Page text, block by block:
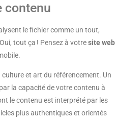
contenu
le fichier comme un tout,
tout ça ! Pensez à votresite web
et art du référencement. Un
la capacité de votre contenu à
le contenu est interprété par les
plus authentiques et orientés